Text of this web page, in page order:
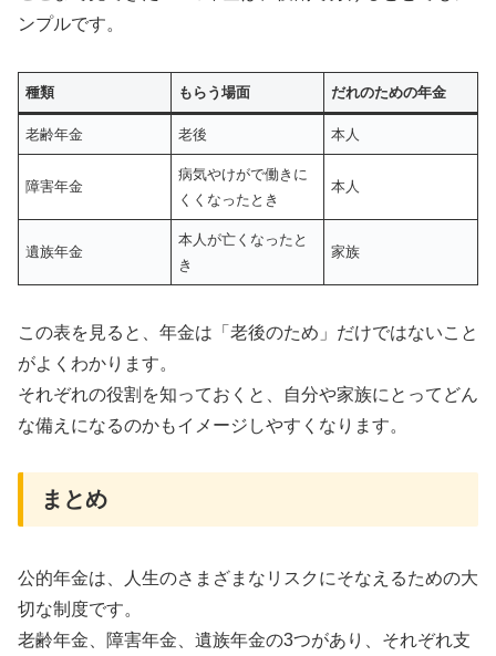
ンプルです。
種類 もらう場面 だれのための年金
老齢年金 老後 本人
障害年金
病気やけがで働きに
くくなったとき
本人
遺族年金
本人が亡くなったと
き
家族
この表を見ると、年金は「老後のため」だけではないこと
がよくわかります。
それぞれの役割を知っておくと、自分や家族にとってどん
な備えになるのかもイメージしやすくなります。
まとめ
公的年金は、人生のさまざまなリスクにそなえるための大
切な制度です。
老齢年金、障害年金、遺族年金の3つがあり、それぞれ支